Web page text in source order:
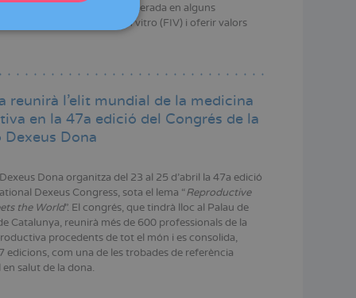
la malaltia, pot veure’s alterada en alguns
obtinguts per Fecundació in vitro (FIV) i oferir valors
reunirà l’elit mundial de la medicina
en la 47a edició del Congrés de la
Dexeus Dona
Dona organitza del 23 al 25 d’abril la 47a edició
Dexeus Congress, sota el lema “Reproductive
the World”. El congrés, que tindrà lloc al Palau de
Catalunya, reunirà més de 600 professionals de la
procedents de tot el món i es consolida,
edicions, com una de les trobades de referència
salut de la dona.